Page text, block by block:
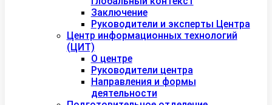
Заключение
Руководители и эксперты Центра
Центр информационных технологий
(ЦИТ)
О центре
Руководители центра
Направления и формы
деятельности